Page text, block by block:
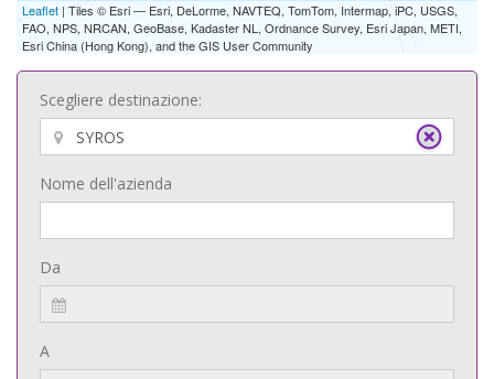
Leaflet | Tiles © Esri — Esri, DeLorme, NAVTEQ, TomTom, Intermap, iPC, USGS,
FAO, NPS, NRCAN, GeoBase, Kadaster NL, Ordnance Survey, Esri Japan, METI,
Esri China (Hong Kong), and the GIS User Community
Scegliere destinazione:
Nome dell'azienda
Da
A